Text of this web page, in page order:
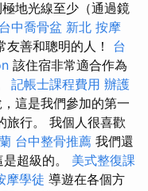
地光線至少（通過鏡
台中喬骨盆 新北 按摩
善和聰明的人！ 台
該住宿非常適合作為
記帳士課程費用 辦護
這是我們參加的第一
旅行。 我個人很喜歡
台中整骨推薦 我們還
超級的。 美式整復課
摩學徒 導遊在各個方